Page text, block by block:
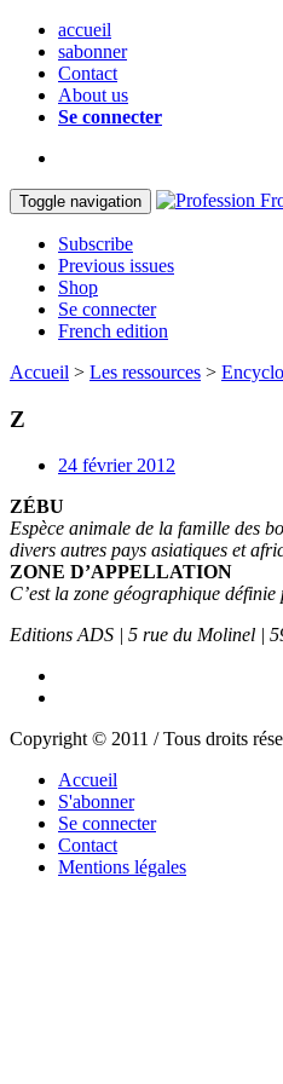
accueil
sabonner
Contact
About us
Se connecter
Toggle navigation
Subscribe
Previous issues
Shop
Se connecter
French edition
Accueil > Les ressources >
Z
24 février 2012
ZÉBU
Espèce animale de la famille des
divers autres pays asiatiques et
ZONE D’APPELLATION
C’est la zone géographique
Editions ADS | 5 rue du Molinel |
Copyright © 2011 / Tous droits
Accueil
S'abonner
Se connecter
Contact
Mentions légales